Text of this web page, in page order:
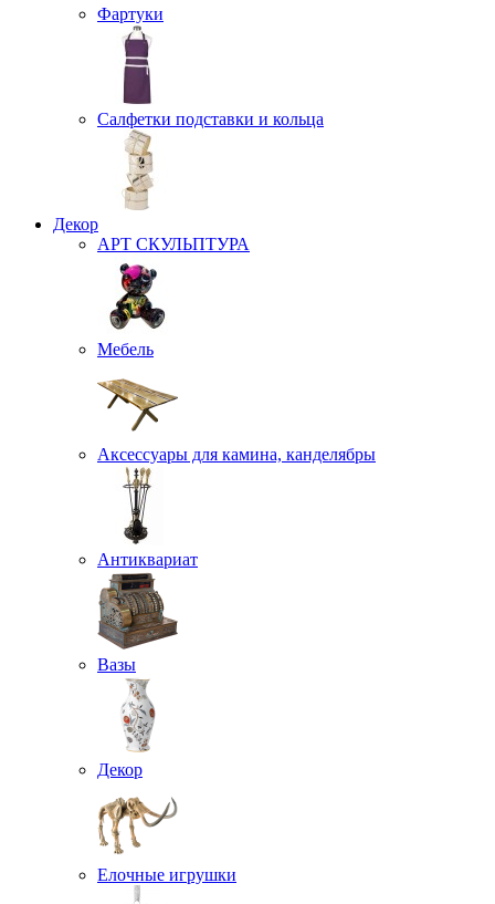
Фартуки
Салфетки подставки и кольца
Декор
АРТ СКУЛЬПТУРА
Мебель
Аксессуары для камина, канделябры
Антиквариат
Вазы
Декор
Елочные игрушки